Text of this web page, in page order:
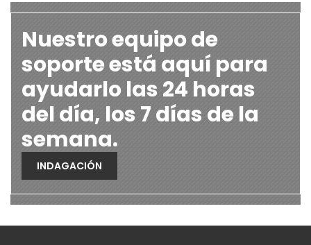
Nuestro equipo de
soporte está aquí para
ayudarlo las 24 horas
del día, los 7 días de la
semana.
INDAGACIÓN